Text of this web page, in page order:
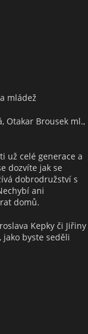
mládež
Otakar Brousek ml.,
už celé generace a
dozvíte jak se
dobrodružství s
ani
domů.
Kepky či Jiřiny
jako byste seděli